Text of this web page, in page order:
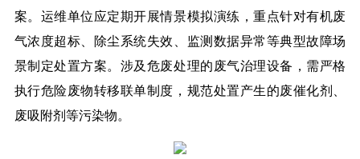
案。运维单位应定期开展情景模拟演练，重点针对有机废
气浓度超标、除尘系统失效、监测数据异常等典型故障场
景制定处置方案。涉及危废处理的废气治理设备，需严格
执行危险废物转移联单制度，规范处置产生的废催化剂、
废吸附剂等污染物。